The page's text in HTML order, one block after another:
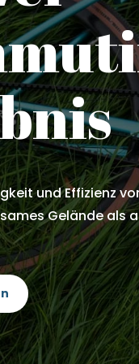
und Effizienz
Gelände als